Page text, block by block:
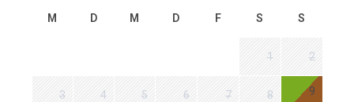
M D M D F S S
1 2
3 4 5 6 7 8 9